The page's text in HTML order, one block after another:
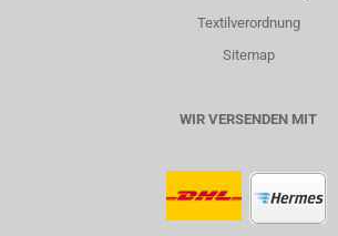
Textilverordnung
Sitemap
WIR VERSENDEN MIT